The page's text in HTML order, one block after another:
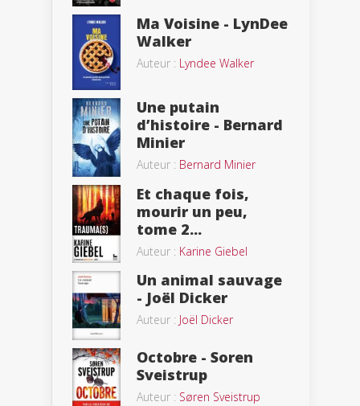
Ma Voisine - LynDee
Walker
Auteur : Lyndee Walker
Une putain
d’histoire - Bernard
Minier
Auteur : Bernard Minier
Et chaque fois,
mourir un peu,
tome 2...
Auteur : Karine Giebel
Un animal sauvage
- Joël Dicker
Auteur : Joël Dicker
Octobre - Soren
Sveistrup
Auteur : Søren Sveistrup